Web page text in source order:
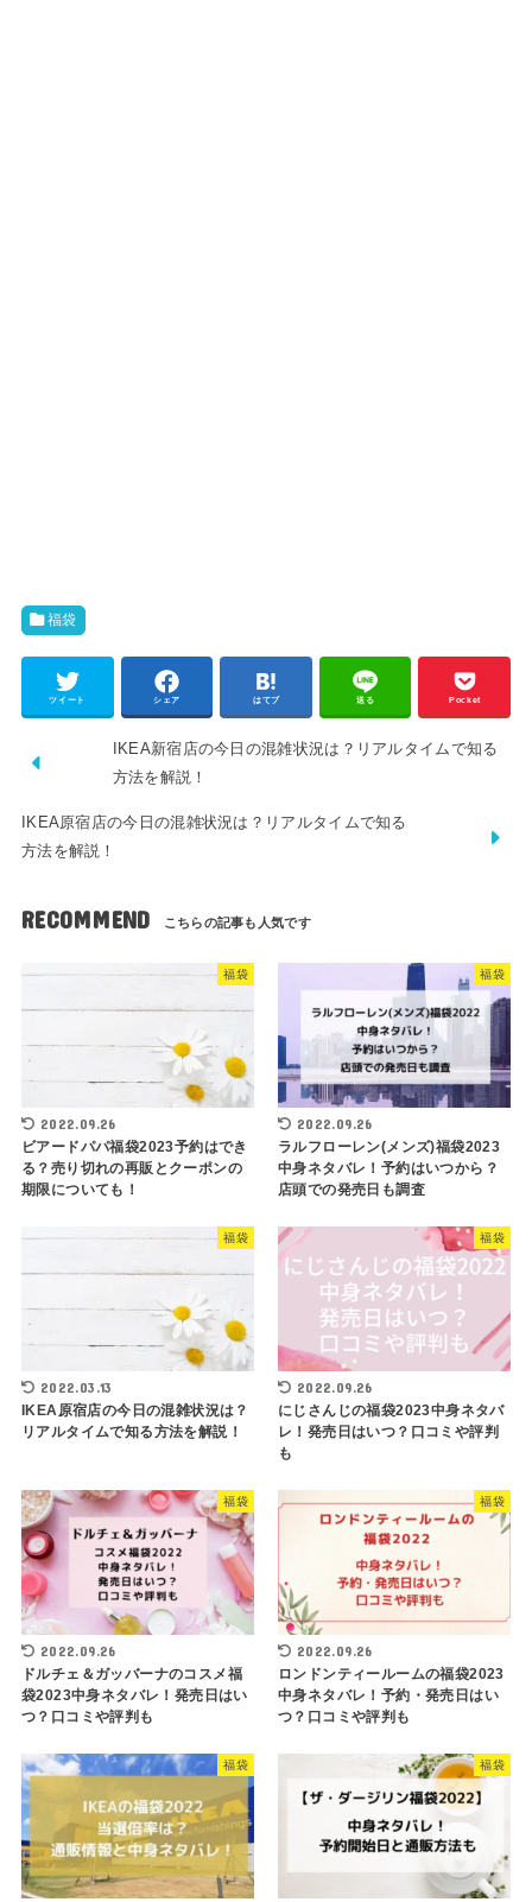
福袋
ツイート シェア はてブ 送る Pocket
IKEA新宿店の今日の混雑状況は？リアルタイムで知る
方法を解説！
IKEA原宿店の今日の混雑状況は？リアルタイムで知る
方法を解説！
RECOMMEND
福袋
2022.09.26
ビアードパパ福袋2023予約はでき
る？売り切れの再販とクーポンの
期限についても！
福袋
2022.09.26
ラルフローレン(メンズ)福袋2023
中身ネタバレ！予約はいつから？
店頭での発売日も調査
福袋
2022.03.13
IKEA原宿店の今日の混雑状況は？
リアルタイムで知る方法を解説！
福袋
2022.09.26
にじさんじの福袋2023中身ネタバ
レ！発売日はいつ？口コミや評判
も
福袋
2022.09.26
ドルチェ＆ガッバーナのコスメ福
袋2023中身ネタバレ！発売日はい
つ？口コミや評判も
福袋
2022.09.26
ロンドンティールームの福袋2023
中身ネタバレ！予約・発売日はい
つ？口コミや評判も
福袋 福袋